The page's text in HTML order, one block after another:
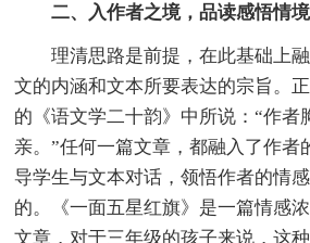
二、入作者之境，品读感悟情境
理清思路是前提，在此基础上融
文的内涵和文本所要表达的宗旨。
的《语文学二十韵》中所说：“作者
亲。”任何一篇文章，都融入了作者
导学生与文本对话，领悟作者的情
的。《一面五星红旗》是一篇情感
文章，对于三年级的孩子来说，这